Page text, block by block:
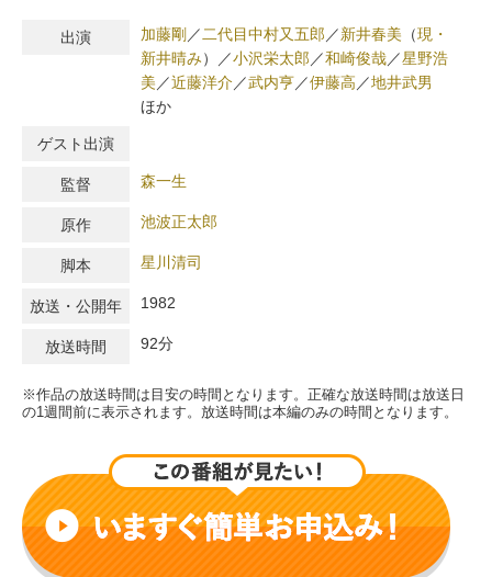
出演 加藤剛 ／ 二代目中村又五郎 ／新井春美 （現・
新井晴み） ／小沢栄太郎 ／和崎俊哉／星野浩
美 ／近藤洋介／武内亨／伊藤高 ／地井武男
ほか
ゲスト出演
監督 森一生
原作 池波正太郎
脚本 星川清司
放送・公開年 1982
放送時間 92分
※作品の放送時間は目安の時間となります。正確な放送時間は放送日
の1週間前に表示されます。放送時間は本編のみの時間となります。